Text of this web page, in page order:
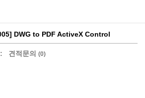
DWG to PDF ActiveX Control
견적문의 (0)